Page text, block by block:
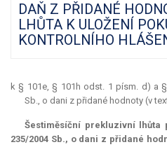
DAŇ Z PŘIDANÉ
LHŮTA K ULOŽENÍ
KONTROLNÍHO
k § 101e, § 101h odst. 1 písm. d) a
Sb., o dani z přidané hodnoty (v
Šestiměsíční prekluzivní lhůta
235/2004 Sb., o dani z přidané